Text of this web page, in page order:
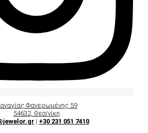
Φανερωμένης 59
54632, Θεσ/νίκη
| +30 231 051 7410